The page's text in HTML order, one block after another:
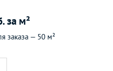
за м²
заказа — 50 м²